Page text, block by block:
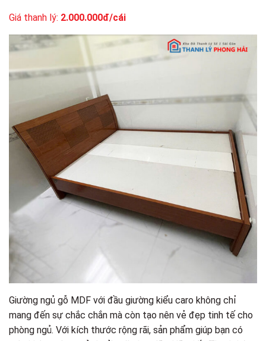
Giá thanh lý: 2.000.000đ/cái
Giường ngủ gỗ MDF với đầu giường kiểu caro không chỉ
mang đến sự chắc chắn mà còn tạo nên vẻ đẹp tinh tế cho
phòng ngủ. Với kích thước rộng rãi, sản phẩm giúp bạn có